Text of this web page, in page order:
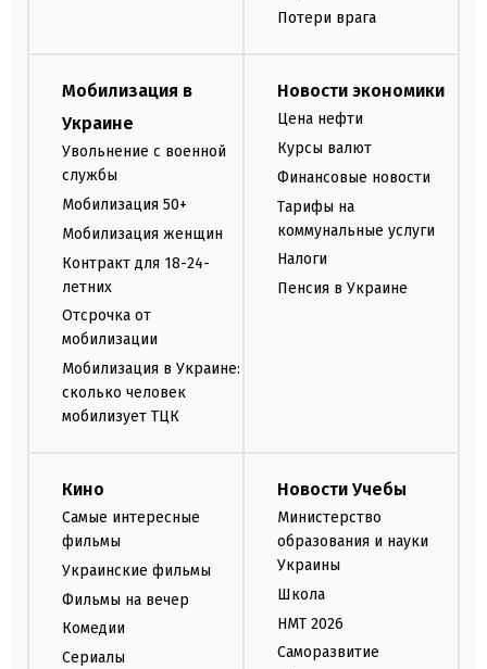
Потери врага
Мобилизация в
Украине
Увольнение с военной
службы
Мобилизация 50+
Мобилизация женщин
Контракт для 18-24-
летних
Отсрочка от
мобилизации
Мобилизация в Украине:
сколько человек
мобилизует ТЦК
Новости экономики
Цена нефти
Курсы валют
Финансовые новости
Тарифы на
коммунальные услуги
Налоги
Пенсия в Украине
Кино
Самые интересные
фильмы
Украинские фильмы
Фильмы на вечер
Комедии
Сериалы
Новости Учебы
Министерство
образования и науки
Украины
Школа
НМТ 2026
Саморазвитие